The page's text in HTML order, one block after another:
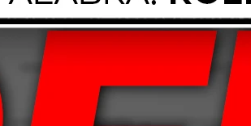
Este sistema ayuda a reducir robos y